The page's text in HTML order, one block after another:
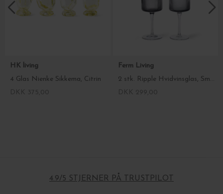
HK living
4 Glas Nienke Sikkema, Citrin
Ferm Living
2 stk. Ripple Hvidvinsglas, Smoked Grey
4.9/5 STJERNER PÅ TRUSTPILOT